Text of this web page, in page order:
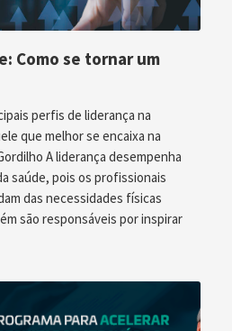
Como se tornar um
perfis de liderança na
que melhor se encaixa na
A liderança desempenha
saúde, pois os profissionais
das necessidades físicas
são responsáveis por inspirar